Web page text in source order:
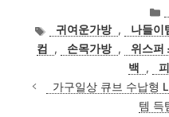
태귀여운가방 , 나들이
컴
, 손목가방 , 위스퍼
백
,
가구일상 큐브 수납형
템 득